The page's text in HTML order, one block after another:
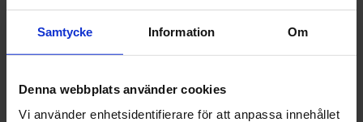
Samtycke Information Om
Denna webbplats använder cookies
Vi använder enhetsidentifierare för att anpassa innehållet
Strukturfärg Medium Svart
med 1K och 2K lacker